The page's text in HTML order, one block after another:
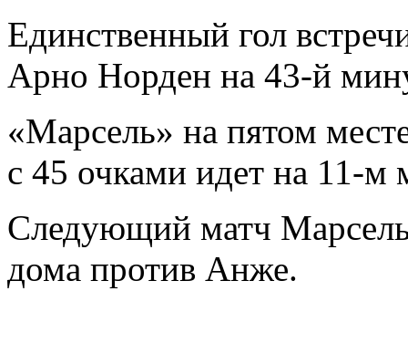
Единственный гол
Арно Норден на 43-й
«Марсель» на пятом
с 45 очками идет на 11-м
Следующий матч Марсель
дома против Анже.